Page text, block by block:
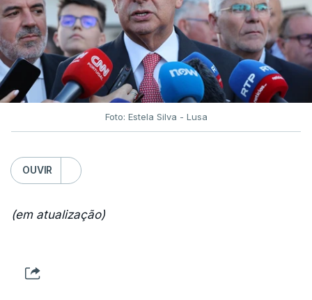
Foto: Estela Silva - Lusa
OUVIR
(em atualização)